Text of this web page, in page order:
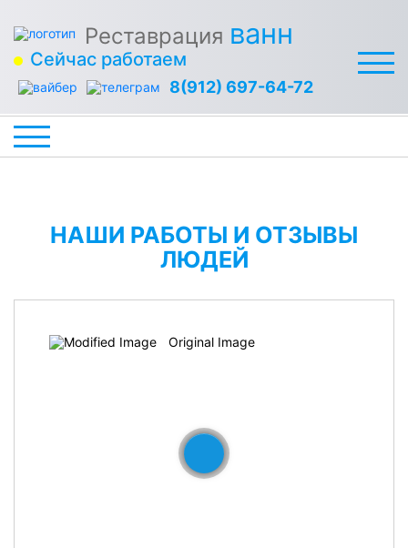
Реставрация ванн
Сейчас работаем
8(912) 697-64-72
НАШИ РАБОТЫ И ОТЗЫВЫ
ЛЮДЕЙ